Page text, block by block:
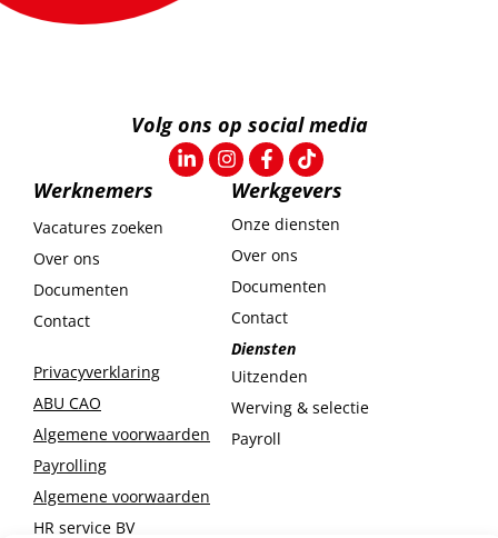
Volg ons op social media
Werknemers
Vacatures zoeken
Over ons
Documenten
Contact
Privacyverklaring
ABU CAO
Algemene voorwaarden
Payrolling
Algemene voorwaarden
HR service BV
Werkgevers
Onze diensten
Over ons
Documenten
Contact
Diensten
Uitzenden
Werving & selectie
Payroll